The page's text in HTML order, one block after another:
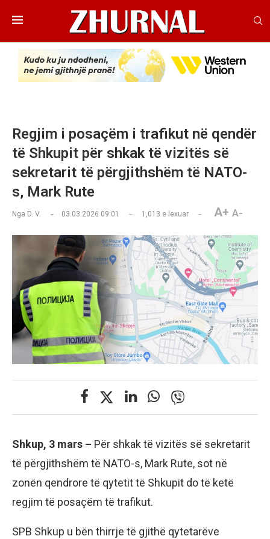
Regjim i posaçëm i trafikut në qendër
të Shkupit për shkak të vizitës së
sekretarit të përgjithshëm të NATO-
s, Mark Rute
Nga D. V. 03.03.2026 09:01 1,013 e lexuar A+ A-
Shkup, 3 mars – Për shkak të vizitës së sekretarit
të përgjithshëm të NATO-s, Mark Rute, sot në
zonën qendrore të qytetit të Shkupit do të ketë
regjim të posaçëm të trafikut.
SPB Shkup u bën thirrje të gjithë qytetarëve